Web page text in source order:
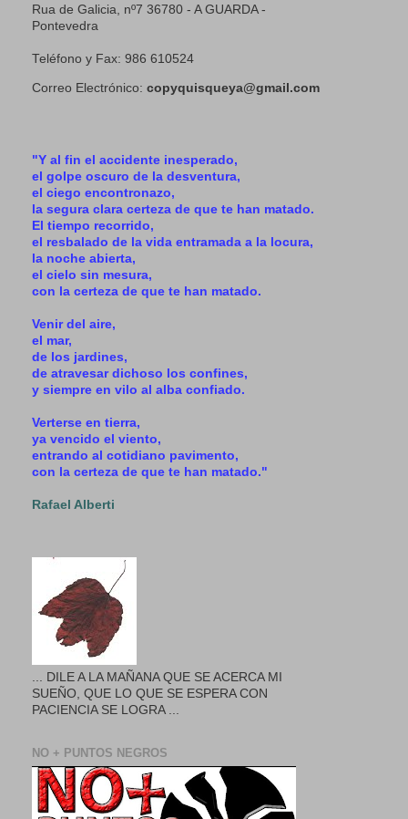
Rua de Galicia, nº7 36780 - A GUARDA -
Pontevedra
Teléfono y Fax: 986 610524
Correo Electrónico: copyquisqueya@gmail.com
"Y al fin el accidente inesperado,
el golpe oscuro de la desventura,
el ciego encontronazo,
la segura clara certeza de que te han matado.
El tiempo recorrido,
el resbalado de la vida entramada a la locura,
la noche abierta,
el cielo sin mesura,
con la certeza de que te han matado.
Venir del aire,
el mar,
de los jardines,
de atravesar dichoso los confines,
y siempre en vilo al alba confiado.
Verterse en tierra,
ya vencido el viento,
entrando al cotidiano pavimento,
con la certeza de que te han matado."
Rafael Alberti
... DILE A LA MAÑANA QUE SE ACERCA MI
SUEÑO, QUE LO QUE SE ESPERA CON
PACIENCIA SE LOGRA ...
NO + PUNTOS NEGROS